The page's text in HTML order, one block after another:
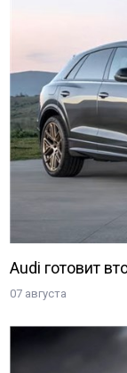
Audi готовит
07 августа